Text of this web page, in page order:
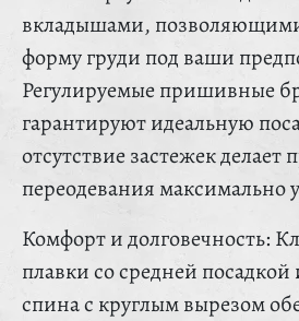
вкладышами,
форму груди под ваши
Регулируемые пришивные
гарантируют идеальную
отсутствие застежек делает
переодевания максимально
Комфорт и долговечность:
плавки со средней посадкой
спина с круглым вырезом